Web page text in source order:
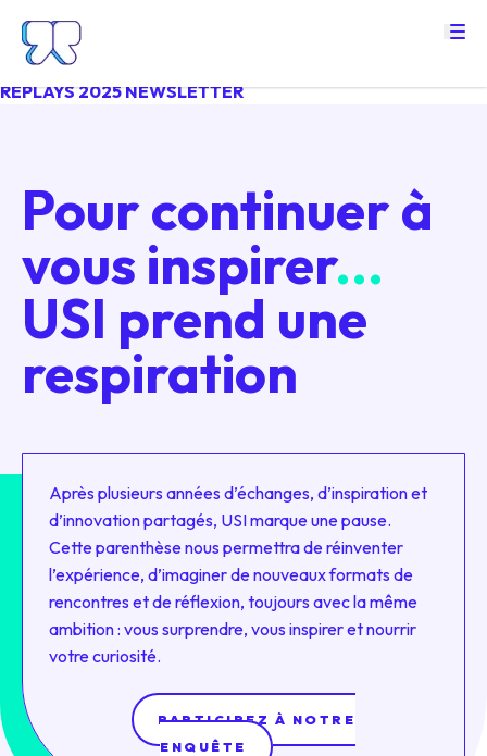
USIprend une respiration.
La conf’ des décideurs engagés by OCTO
REPLAYS 2025NEWSLETTER
Pour continuer à
vous inspirer...
USI prend une
respiration
Après plusieurs années d’échanges, d’inspiration et
d’innovation partagés, USI marque une pause.
Cette parenthèse nous permettra de réinventer
l’expérience, d’imaginer de nouveaux formats de
rencontres et de réflexion, toujours avec la même
ambition : vous surprendre, vous inspirer et nourrir
votre curiosité.
PARTICIPEZ À NOTRE
ENQUÊTE